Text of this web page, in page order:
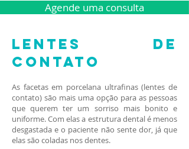
Agende uma consulta
Lentes de
contato
As facetas em porcelana ultrafinas (lentes de
contato) são mais uma opção para as pessoas
que querem ter um sorriso mais bonito e
uniforme. Com elas a estrutura dental é menos
desgastada e o paciente não sente dor, já que
elas são coladas nos dentes.